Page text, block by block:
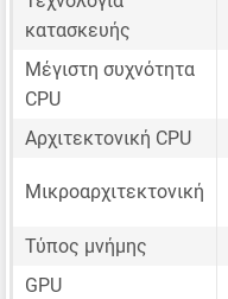
κατασκευής
Μέγιστη συχνότητα
CPU
Αρχιτεκτονική CPU
Μικροαρχιτεκτονική
Τύπος μνήμης
GPU